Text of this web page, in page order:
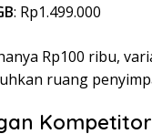
: Rp1.499.000
Rp100 ribu,
ruang
Kompetitor